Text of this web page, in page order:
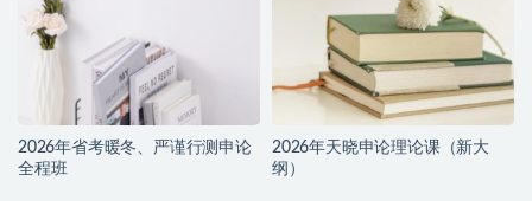
2026年省考暖冬、严谨行测申论
全程班
2026年天晓申论理论课（新大
纲）